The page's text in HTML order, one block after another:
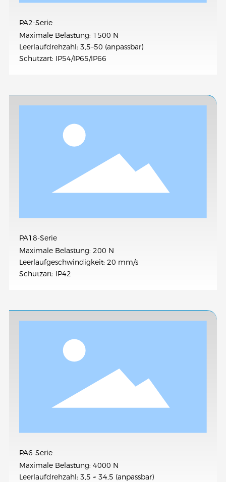
PA2-Serie
Maximale Belastung: 1500 N
Leerlaufdrehzahl: 3,5–50 (anpassbar)
Schutzart: IP54/IP65/IP66
PA18-Serie
Maximale Belastung: 200 N
Leerlaufgeschwindigkeit: 20 mm/s
Schutzart: IP42
PA6-Serie
Maximale Belastung: 4000 N
Leerlaufdrehzahl: 3,5 ~ 34,5 (anpassbar)